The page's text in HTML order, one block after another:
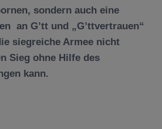
sondern auch eine
an G’tt und „G’ttvertrauen“
siegreiche Armee nicht
Sieg ohne Hilfe des
kann.